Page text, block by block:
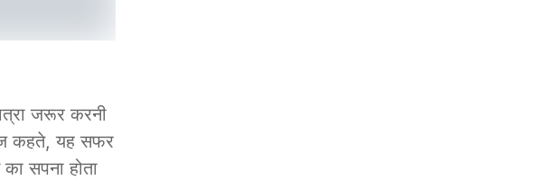
जरूर करनी
कहते, यह सफर
सपना होता